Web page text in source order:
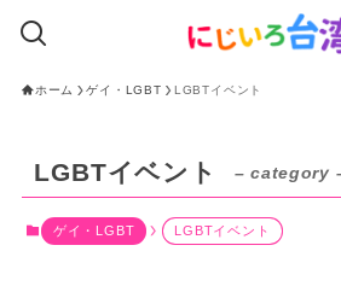
ホーム ゲイ・LGBT LGBTイベント
LGBTイベント – category
ゲイ・LGBT LGBTイベント